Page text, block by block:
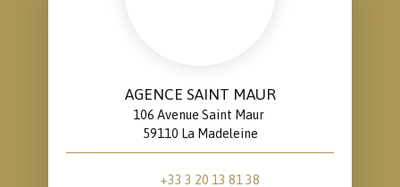
AGENCE SAINT MAUR
106 Avenue Saint Maur
59110 La Madeleine
+33 3 20 13 81 38